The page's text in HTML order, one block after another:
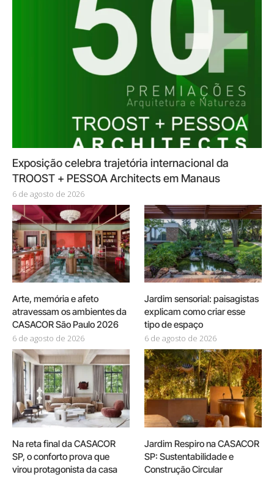
Exposição celebra trajetória internacional da
TROOST + PESSOA Architects em Manaus
6 de agosto de 2026
Arte, memória e afeto
atravessam os ambientes da
CASACOR São Paulo 2026
6 de agosto de 2026
Jardim sensorial: paisagistas
explicam como criar esse
tipo de espaço
6 de agosto de 2026
Na reta final da CASACOR
SP, o conforto prova que
virou protagonista da casa
Jardim Respiro na CASACOR
SP: Sustentabilidade e
Construção Circular